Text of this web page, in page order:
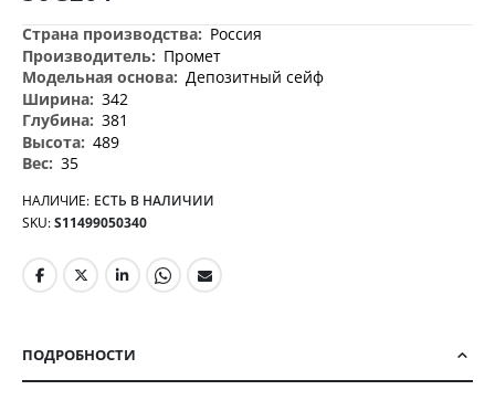
Дополнительная
информация
Россия
Промет
Депозитный сейф
342
381
489
35
НАЛИЧИЕ: ЕСТЬ В НАЛИЧИИ
SKU S11499050340
ПОДРОБНОСТИ